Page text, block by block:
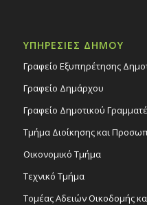
ΥΠΗΡΕΣΙΕΣ ΔΗΜΟΥ
Γραφείο Εξυπηρέτησης
Γραφείο Δημάρχου
Γραφείο Δημοτικού
Τμήμα Διοίκησης και
Οικονομικό Τμήμα
Τεχνικό Τμήμα
Τομέας Αδειών Οικοδομής